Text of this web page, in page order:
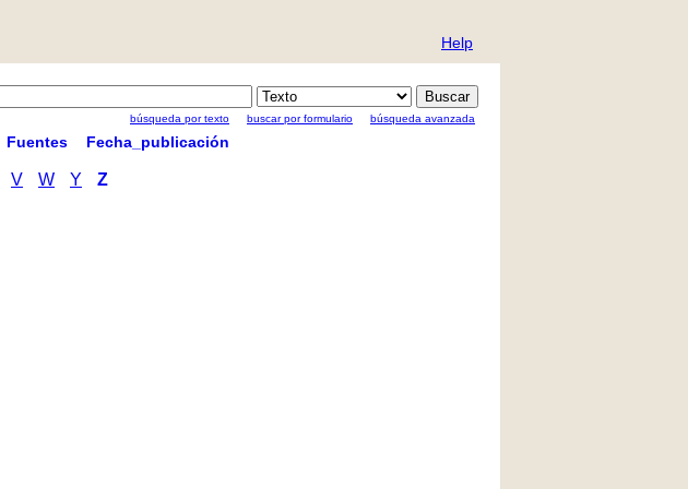
Help
búsqueda por texto buscar por formulario búsqueda avanzada
Fuentes Fecha_publicación
V W Y
Z